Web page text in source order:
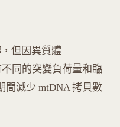
但因異質體
不同的突變負荷量和臨
間減少 mtDNA 拷貝數